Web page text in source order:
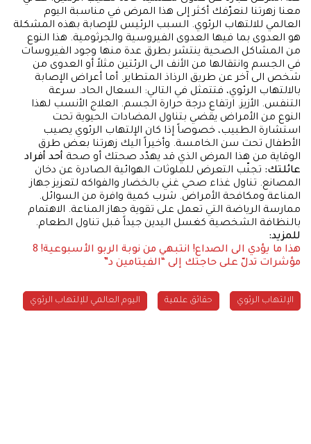
معنا زهرتنا لنعرّفك أكثر إلى هذا المرض في مناسبة اليوم
العالمي للالتهاب الرئوي. السبب الرئيس للإصابة بهذه المشكلة
هو العدوى بما فيها العدوى الفيروسية والجرثومية. هذا النوع
من المشاكل الصحية ينتشر بطرق عدة منها وجود الفيروسات
في الجسم وانتقالها من الأنف الى الرئتين مثلاً أو العدوى من
شخص الى آخر عن طريق الرذاذ المتطاير. أما أعراض الإصابة
بالالتهاب الرئوي، فتتمثل في التالي: السعال الحاد. سرعة
التنفس. الأزيز. ارتفاع درجة حرارة الجسم. العلاج الأنسب لهذا
النوع من الأمراض يقضي بتناول المضادات الحيوية تحت
استشارة الطبيب، خصوصاً إذا كان الإلتهاب الرئوي يصيب
الأطفال تحت سن الخامسة. وأخيراً اليك زهرتنا بعض طرق
الوقاية من هذا المرض الذي قد يهدّد صحتك أو صحة أحد أفراد
عائلتك: تجنّب التعرض للملوثات الهوائية الصادرة عن دخان
المصانع. تناول غذاء صحي غني بالخضار والفواكه لتعزيز جهاز
المناعة ومكافحة الأمراض. شرب كمية وافرة من السوائل.
ممارسة الرياضة التي تعمل على تقوية جهاز المناعة. الاهتمام
بالنظافة الشخصية كغسل اليدين جيداً قبل تناول الطعام.
للمزيد:
هذا ما يؤدي الى الصداع! انتبهي من نوبة الربو الأسبوعية! 8
مؤشرات تدلّ على حاجتك إلى “الفيتامين د”
الإلتهاب الرئوي حقائق علمية اليوم العالمي للإلتهاب الرئوي